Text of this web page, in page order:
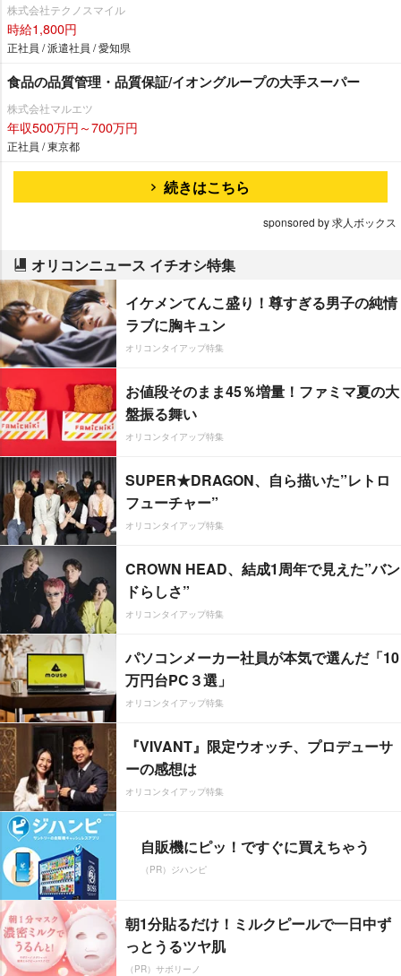
株式会社テクノスマイル
時給1,800円
正社員 / 派遣社員 / 愛知県
食品の品質管理・品質保証/イオングループの大手スーパー
株式会社マルエツ
年収500万円～700万円
正社員 / 東京都
続きはこちら
sponsored by 求人ボックス
オリコンニュース イチオシ特集
イケメンてんこ盛り！尊すぎる男子の純情
ラブに胸キュン
オリコンタイアップ特集
お値段そのまま45％増量！ファミマ夏の大
盤振る舞い
オリコンタイアップ特集
SUPER★DRAGON、自ら描いた”レトロ
フューチャー”
オリコンタイアップ特集
CROWN HEAD、結成1周年で見えた”バン
ドらしさ”
オリコンタイアップ特集
パソコンメーカー社員が本気で選んだ「10
万円台PC３選」
オリコンタイアップ特集
『VIVANT』限定ウオッチ、プロデューサ
ーの感想は
オリコンタイアップ特集
自販機にピッ！ですぐに買えちゃう
（PR）ジハンピ
朝1分貼るだけ！ミルクピールで一日中ず
っとうるツヤ肌
（PR）サボリーノ